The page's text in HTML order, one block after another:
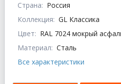
Страна: Россия
Коллекция: GL Классика
Цвет: RAL 7024 мокрый
Материал: Сталь
Все характеристики